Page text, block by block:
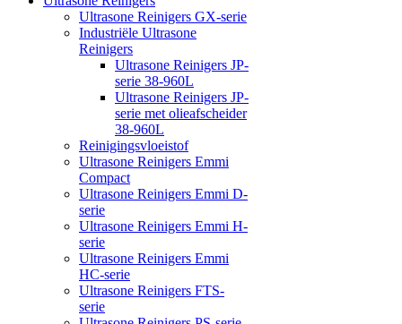
Ultrasone Reinigers GX-serie
Industriële Ultrasone
Reinigers
Ultrasone Reinigers JP-
serie 38-960L
Ultrasone Reinigers JP-
serie met olieafscheider
38-960L
Reinigingsvloeistof
Ultrasone Reinigers Emmi
Compact
Ultrasone Reinigers Emmi D-
serie
Ultrasone Reinigers Emmi H-
serie
Ultrasone Reinigers Emmi
HC-serie
Ultrasone Reinigers FTS-
serie